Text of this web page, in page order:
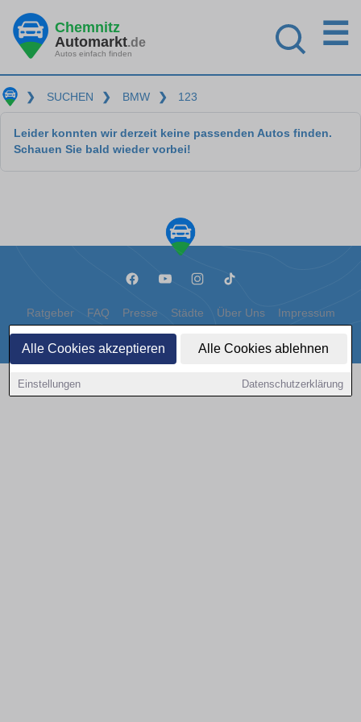
Alle Cookies akzeptieren Alle Cookies ablehnen
Einstellungen Datenschutzerklärung
Chemnitz
Automarkt.de
Autos einfach finden
☰
❯ SUCHEN ❯ BMW ❯ 123
Leider konnten wir derzeit keine passenden Autos finden.
Schauen Sie bald wieder vorbei!
Ratgeber FAQ Presse Städte Über Uns Impressum
Datenschutz Cookies
Copyright © 2000 - 2026 | 1A Infosysteme GmbH | Content by: 1a-sites-autos